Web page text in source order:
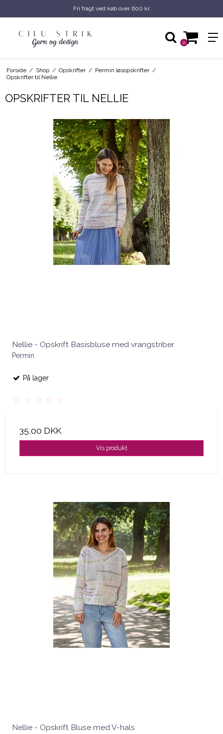
Fri fragt ved køb over 600 kr
0
Forside / Shop / Opskrifter / Permin løsopskrifter /
Opskrifter til Nellie
OPSKRIFTER TIL NELLIE
Nellie - Opskrift Basisbluse med vrangstriber
Permin
På lager
35,00 DKK
Vis produkt
Nellie - Opskrift Bluse med V-hals